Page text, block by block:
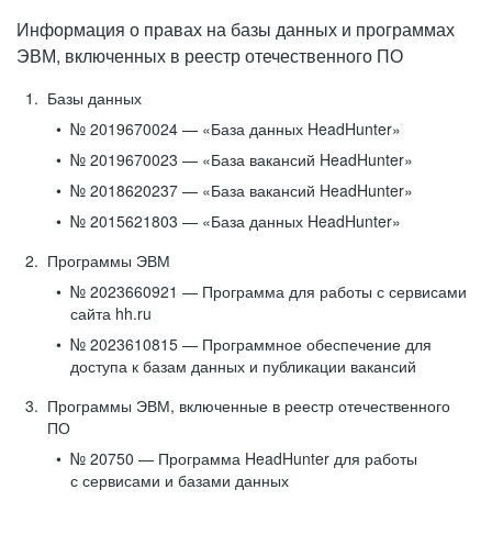
Информация о правах на базы данных и программах
ЭВМ, включенных в реестр отечественного ПО
Базы данных
№ 2019670024 — «База данных HeadHunter»
№ 2019670023 — «База вакансий HeadHunter»
№ 2018620237 — «База вакансий HeadHunter»
№ 2015621803 — «База данных HeadHunter»
Программы ЭВМ
№ 2023660921 — Программа для работы с сервисами
сайта hh.ru
№ 2023610815 — Программное обеспечение для
доступа к базам данных и публикации вакансий
Программы ЭВМ, включенные в реестр отечественного
ПО
№ 20750 — Программа HeadHunter для работы
с сервисами и базами данных